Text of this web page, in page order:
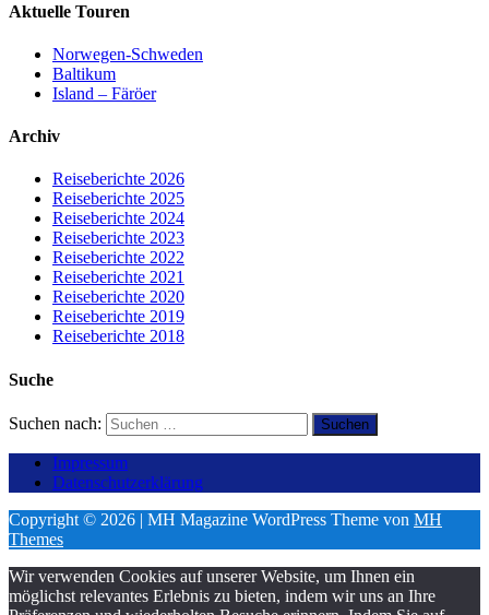
Aktuelle Touren
Norwegen-Schweden
Baltikum
Island – Färöer
Archiv
Reiseberichte 2026
Reiseberichte 2025
Reiseberichte 2024
Reiseberichte 2023
Reiseberichte 2022
Reiseberichte 2021
Reiseberichte 2020
Reiseberichte 2019
Reiseberichte 2018
Suche
Suchen nach:
Impressum
Datenschutzerklärung
Copyright © 2026 | MH Magazine WordPress Theme von MH
Themes
Wir verwenden Cookies auf unserer Website, um Ihnen ein
möglichst relevantes Erlebnis zu bieten, indem wir uns an Ihre